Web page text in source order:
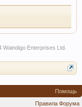
Waindigo Enterprises Ltd.
Помощь
Правила Форума